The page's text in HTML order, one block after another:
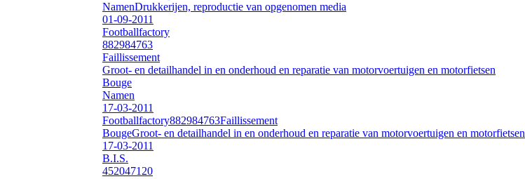
NamenDrukkerijen, reproductie van opgenomen media
01-09-2011
Footballfactory
882984763
Faillissement
Groot- en detailhandel in en onderhoud en reparatie van motorvoertuigen en motorfietsen
Bouge
Namen
17-03-2011
Footballfactory882984763Faillissement
BougeGroot- en detailhandel in en onderhoud en reparatie van motorvoertuigen en motorfietsen
17-03-2011
B.I.S.
452047120